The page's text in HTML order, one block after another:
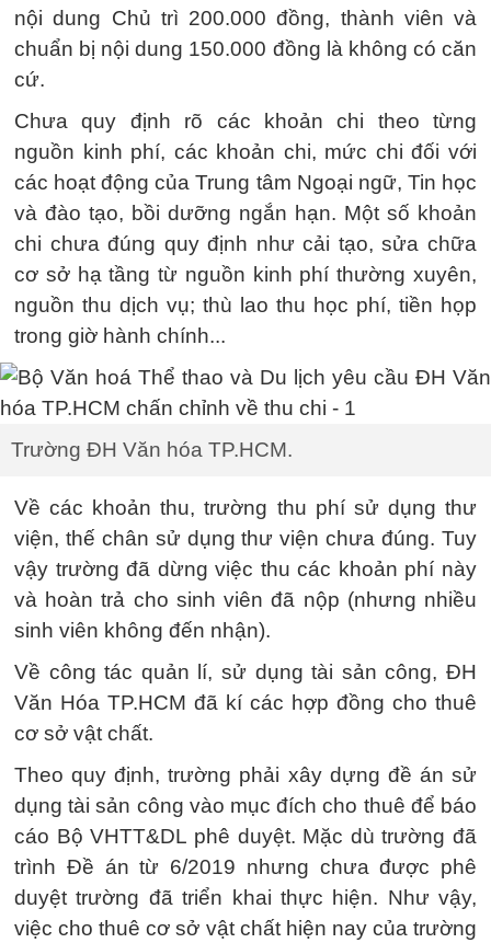
nội dung Chủ trì 200.000 đồng, thành viên và
chuẩn bị nội dung 150.000 đồng là không có căn
cứ.
Chưa quy định rõ các khoản chi theo từng
nguồn kinh phí, các khoản chi, mức chi đối với
các hoạt động của Trung tâm Ngoại ngữ, Tin học
và đào tạo, bồi dưỡng ngắn hạn. Một số khoản
chi chưa đúng quy định như cải tạo, sửa chữa
cơ sở hạ tầng từ nguồn kinh phí thường xuyên,
nguồn thu dịch vụ; thù lao thu học phí, tiền họp
trong giờ hành chính...
Trường ĐH Văn hóa TP.HCM.
Về các khoản thu, trường thu phí sử dụng thư
viện, thế chân sử dụng thư viện chưa đúng. Tuy
vậy trường đã dừng việc thu các khoản phí này
và hoàn trả cho sinh viên đã nộp (nhưng nhiều
sinh viên không đến nhận).
Về công tác quản lí, sử dụng tài sản công, ĐH
Văn Hóa TP.HCM đã kí các hợp đồng cho thuê
cơ sở vật chất.
Theo quy định, trường phải xây dựng đề án sử
dụng tài sản công vào mục đích cho thuê để báo
cáo Bộ VHTT&DL phê duyệt. Mặc dù trường đã
trình Đề án từ 6/2019 nhưng chưa được phê
duyệt trường đã triển khai thực hiện. Như vậy,
việc cho thuê cơ sở vật chất hiện nay của trường